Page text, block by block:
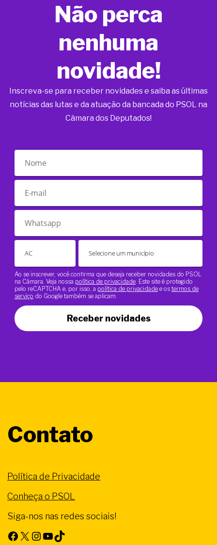
Não perca
nenhuma
novidade!
Inscreva-se para receber novidades e saiba as últimas
notícias das lutas e da atuação da bancada do PSOL na
Câmara dos Deputados!
Ao se inscrever, você confirma que deseja receber novidades do PSOL
na Câmara. Veja nossa política de privacidade . Este site é protegido
pelo reCAPTCHA e, por isso, a política de privacidade e os termos de
serviço do Google também se aplicam.
Receber novidades
Contato
Política de Privacidade
Conheça o PSOL
Siga-nos nas redes sociais!
Facebook X Instagram Youtube TikTok